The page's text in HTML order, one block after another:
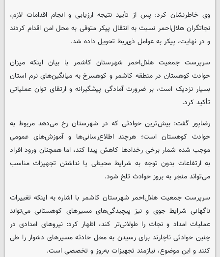
وی خاطرنشان کرد: پس از تأیید نتیجه ارزیابی و انجام اقدامات لازم،
نجاتگران هلال‌احمر نسبت به انتقال پیکر متوفی به محل امن اقدام کردند
و در نهایت، پیکر به عوامل ذی‌ربط تحویل داده شد.
سرپرست جمعیت هلال‌احمر شهرستان کاشمر با بیان اینکه میزان
حوادث کوهستان در منطقه کاشمر و کوهسرخ به میانگین‌های نرم استان
بسیار نزدیک است، بر ضرورت آمادگی پیشگیرانه و ارتقای توان عملیاتی
تأکید کرد.
رضاپور گفت: بیش‌ترین حوادثی که در شهرستان رخ می‌دهد مربوط به
حوادث کوهستان است؛ هرچند اطلاع‌رسانی‌ها و آموزش‌های عمومی
موجب شده شمار برخی رخدادها کاهش پیدا کند، اما همچنان ورود افراد
به ارتفاعات بدون توجه به شرایط محیطی یا نداشتن تجهیزات مناسب
می‌تواند منجر به بروز حوادث تلخ شود.
سرپرست جمعیت هلال‌احمر شهرستان کاشمر با اشاره به اینکه تغییرات
ناگهانی شرایط جوی و نیز پیچیدگی‌های مسیرهای کوهستانی می‌تواند
عملیات امداد و نجات را طولانی‌تر کند، اظهار کرد: نیروهای امدادی در
چنین حوادثی ناچارند برای رسیدن به محل حادثه مسیرهای دشوار را طی
کنند و این موضوع، نیازمند تجهیزات به‌روز و تخصصی است.